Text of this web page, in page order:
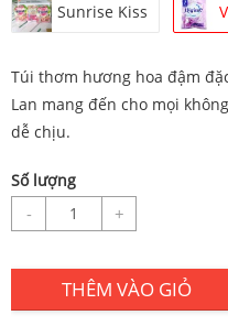
Sunrise Kiss
Túi thơm hương hoa đậm
Lan mang đến cho mọi
dễ chịu.
Số lượng
- +
THÊM VÀO GIỎ